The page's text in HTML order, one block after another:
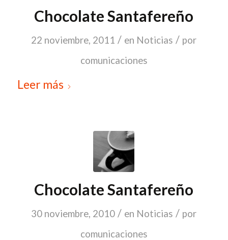
Chocolate Santafereño
22 noviembre, 2011 / en Noticias / por
comunicaciones
Leer más
Chocolate Santafereño
30 noviembre, 2010 / en Noticias / por
comunicaciones